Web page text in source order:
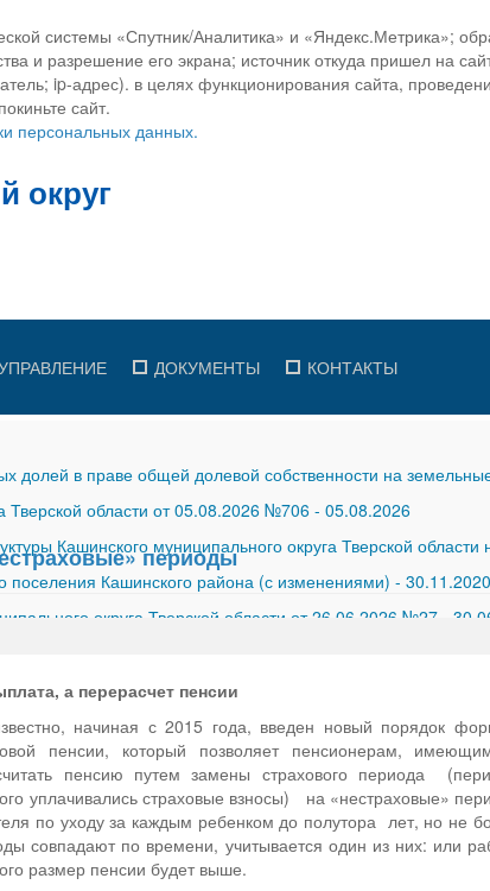
системы «Спутник/Аналитика» и «Яндекс.Метрика»;
и разрешение его экрана; источник откуда пришел на
ip-адрес). в целях функционирования сайта,
сайт.
персональных данных.
ДОКУМЕНТЫ КОНТАКТЫ
в праве общей долевой собственности на
Тверской области от 05.08.2026 №706- 05.08.2026
Кашинского муниципального округа Тверской области
поселения Кашинского района (с изменениями) - 30.11.2020
округа Тверской области от 26.06.2026 №27
периоды
а перерасчет пенсии
начиная с 2015 года, введен новый порядок
пенсии, который позволяет пенсионерам,
пенсию путем замены страхового периода
уплачивались страховые взносы) на «нестраховые»
по уходу за каждым ребенком до полутора лет, но не
совпадают по времени, учитывается один из них: или
размер пенсии будет выше.